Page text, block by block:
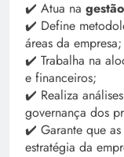
✔️ Atua na
✔️ Define
áreas da empresa;
✔️ Trabalha na
e financeiros;
✔️ Realiza
governança dos
✔️ Garante que as
estratégia da